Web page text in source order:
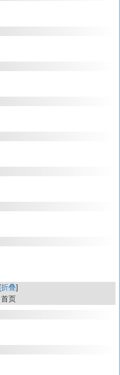
折叠
首页